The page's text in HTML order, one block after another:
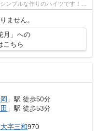
ンプルな作りのハイツです！気
ません。
月」への
こちら
」駅 徒歩50分
」駅 徒歩53分
大字三和970